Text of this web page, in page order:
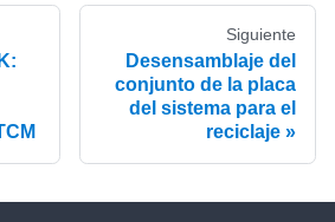
Siguiente
Desensamblaje del
conjunto de la placa
del sistema para el
reciclaje